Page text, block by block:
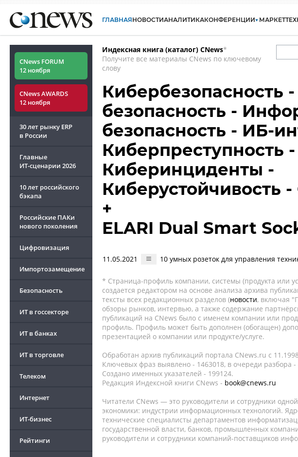
ГЛАВНАЯНОВОСТИАНАЛИТИКАКОНФЕРЕНЦИИ МАРКЕТ
CNews FORUM
12 ноября
CNews AWARDS
12 ноября
30 лет рынку ERP
в России
Главные
ИТ-сценарии 2026
10 лет российского
бэкапа
Российские ПАКи
нового поколения
Цифровизация
Импортозамещение
Безопасность
ИТ в госсекторе
ИТ в банках
ИТ в торговле
Телеком
Интернет
ИТ-бизнес
Рейтинги
Индексная книга (каталог) CNews*
Получите все материалы CNews по ключевому
слову
Кибербезопасность
безопасность -
безопасность - ИБ-
Киберпреступность
Киберинциденты -
Киберустойчивость
+
ELARI Dual Smart
11.05.2021 10 умных розеток для управления
* Страница-профиль компании, системы (продукта или
создается редактором на основе анализа архива
тексты всех редакционных разделов (новости, включая
обзоры рынков, интервью, а также содержание
публикаций на CNews было с именем компании или
профиль. Профиль может быть дополнен (обогащен)
презентацией о компании или продукте/услуге.
Обработан архив публикаций портала CNews.ru c
Ключевых фраз выявлено - 1463018, в очереди разбора -
Создано именных указателей - 199124.
Редакция Индексной книги CNews - book@cnews.ru
Читатели CNews — это руководители и сотрудники
экономики: индустрии информационных технологий.
технические специалисты департаментов
государственной власти, банков, промышленных
руководители и сотрудники компаний-поставщиков